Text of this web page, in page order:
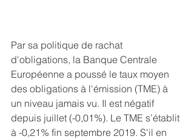
Par sa politique de rachat
d'obligations, la Banque Centrale
Européenne a poussé le taux moyen
des obligations à l'émission (TME) à
un niveau jamais vu. Il est négatif
depuis juillet (-0,01%). Le TME s’établit
à -0,21% fin septembre 2019. S'il en